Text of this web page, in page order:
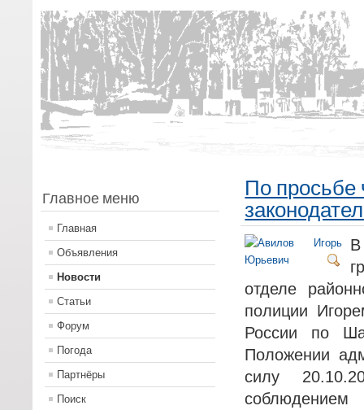
Главное меню
Главная
Объявления
Новости
Статьи
Форум
Погода
Партнёры
Поиск
По просьбе
отделе
полиции
России по
Положении
силу
соблюдением